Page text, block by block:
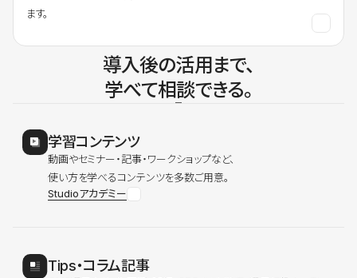
ます。
導入後の活用まで、
学べて相談できる。
学習コンテンツ
動画やセミナー・記事・ワークショップなど、
使い方を学べるコンテンツを多数ご用意。
Studioアカデミー
Tips・コラム記事